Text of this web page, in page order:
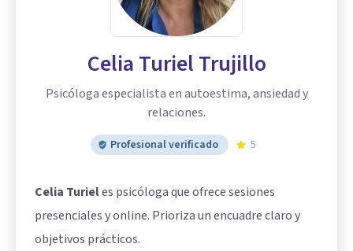
Celia Turiel Trujillo
Psicóloga especialista en autoestima, ansiedad y
relaciones.
Profesional verificado 5
Celia Turieles psicóloga que ofrece sesiones
presenciales y online. Prioriza un encuadre claro y
objetivos prácticos.